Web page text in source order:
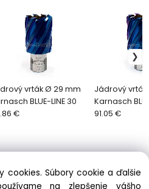
vrták Ø 29 mm
BLUE-LINE 30
€
Jádrový
Karnasch
91.05 €
cookies. Súbory cookie a ďalšie
na zlepšenie vášho